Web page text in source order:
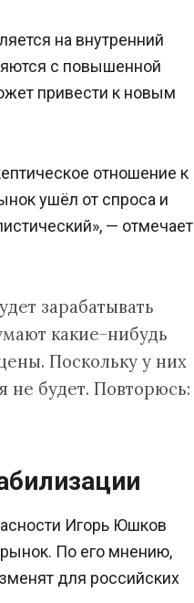
на внутренний
с повышенной
привести к новым
отношение к
ушёл от спроса и
— отмечает
зарабатывать
какие-нибудь
Поскольку у них
не будет. Повторюсь:
Игорь Юшков
рынок. По его мнению,
для российских